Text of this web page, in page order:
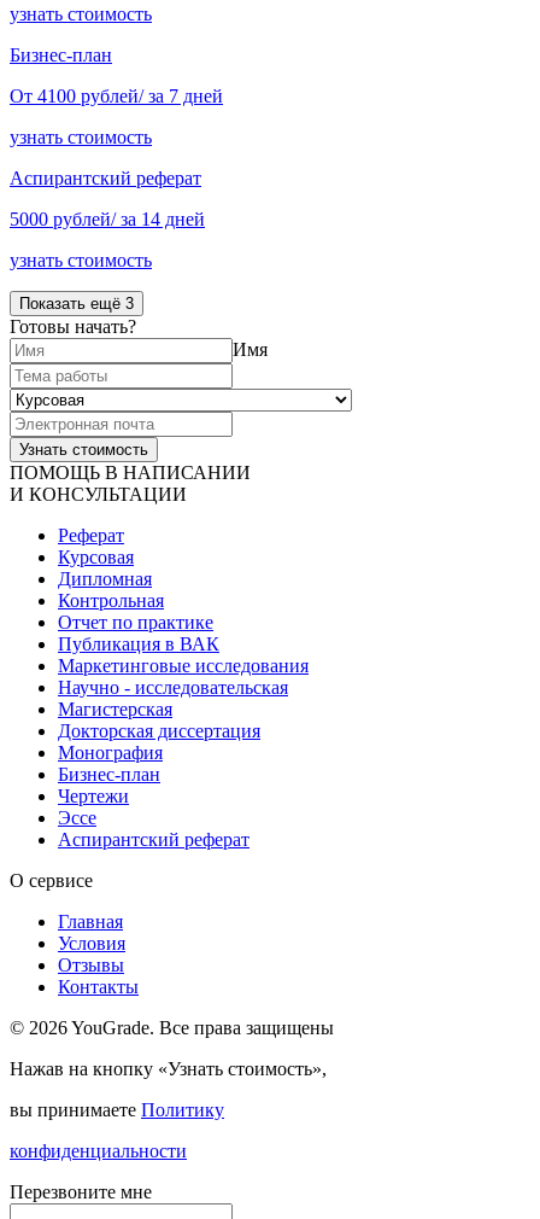
узнать стоимость
Бизнес-план
От 4100 рублей/ за 7 дней
узнать стоимость
Аспирантский реферат
5000 рублей/ за 14 дней
узнать стоимость
Показать ещё 3
Готовы начать?
Имя
ПОМОЩЬ В НАПИСАНИИ
И КОНСУЛЬТАЦИИ
Реферат
Курсовая
Дипломная
Контрольная
Отчет по практике
Публикация в ВАК
Маркетинговые исследования
Научно - исследовательская
Магистерская
Докторская диссертация
Монография
Бизнес-план
Чертежи
Эссе
Аспирантский реферат
О сервисе
Главная
Условия
Отзывы
Контакты
© 2026 YouGrade. Все права защищены
Нажав на кнопку «Узнать стоимость»,
вы принимаете Политику
конфиденциальности
Перезвоните мне